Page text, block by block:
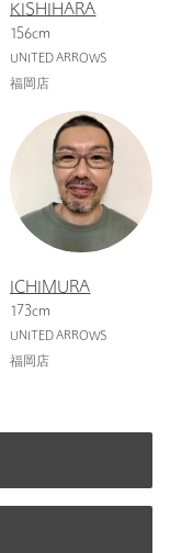
KISHIHARA
156cm
UNITED ARROWS
福岡店
ICHIMURA
173cm
UNITED ARROWS
福岡店